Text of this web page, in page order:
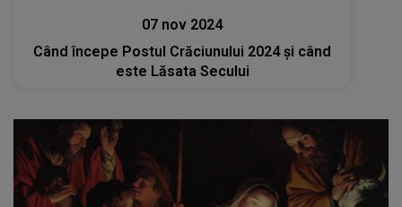
07 nov 2024
Când începe Postul Crăciunului 2024 și când
este Lăsata Secului